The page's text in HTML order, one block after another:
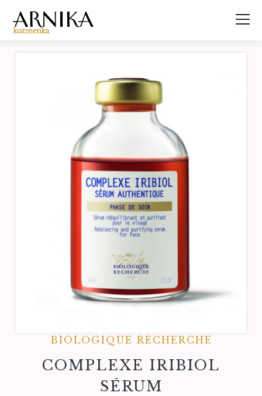
BIOLOGIQUE RECHERCHE
COMPLEXE IRIBIOL
SÉRUM